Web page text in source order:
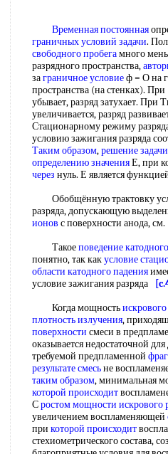
Временная постоянная
граничных условий задачи.
свободного пробегамного
разрядного пространства,
заграничное условиеф = О на
пространства (на стенках).
убывает, разряд затухает. При
увеличивается, разряд
Стационарному режиму
условию зажигания разряда
Таким образом,решение
определению значенияЕ, при
через нуль. Е является
Обобщённую трактовку
разряда, допускающую
ионов с поверхности анода, см.
Такоеповедение катодного
понятно, так какусловие
области катодного падения
условие зажигания разряда
Когда мощностьискрового
плотность излучения,
поверхности смеси в
оказывается недостаточной
требуемой предпламенной
результате смесьне
таким образом, минимальная
которой происходит
Сростом мощности искрового
увеличением воспламеняющей
при которой происходит
стехиометрического состава,